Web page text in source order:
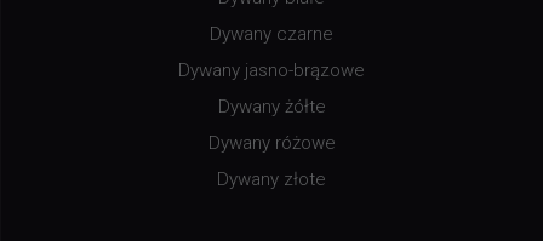
Dywany czarne
Dywany jasno-brązowe
Dywany żółte
Dywany różowe
Dywany złote